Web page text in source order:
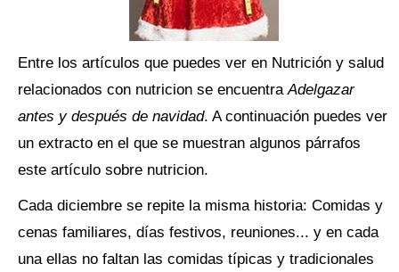
Entre los artículos que puedes ver en Nutrición y salud
relacionados con nutricion se encuentraAdelgazar
antes y después de navidad. A continuación puedes ver
un extracto en el que se muestran algunos párrafos
este artículo sobre nutricion.
Cada diciembre se repite la misma historia: Comidas y
cenas familiares, días festivos, reuniones... y en cada
una ellas no faltan las comidas típicas y tradicionales